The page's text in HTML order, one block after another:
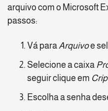
arquivo com o Microsoft
passos:
Vá paraArquivoe
Selecione a caixa
seguir clique em
Escolha a senha